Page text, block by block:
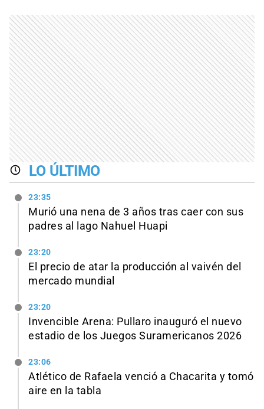
LO ÚLTIMO
23:35
Murió una nena de 3 años tras caer con sus
padres al lago Nahuel Huapi
23:20
El precio de atar la producción al vaivén del
mercado mundial
23:20
Invencible Arena: Pullaro inauguró el nuevo
estadio de los Juegos Suramericanos 2026
23:06
Atlético de Rafaela venció a Chacarita y tomó
aire en la tabla